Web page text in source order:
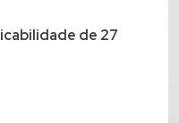
de 27